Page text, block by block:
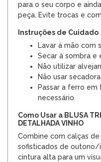
para o seu corpo e
peça. Evite trocas e
Instruções de Cuidado
Lavar à mão com
Secar à sombra e
Não utilizar
Não usar secadora
Passar a ferro em
necessário
Como Usar a BLUSA
DETALHADA VINHO
Combine com calças
sofisticados de outono/
cintura alta para um